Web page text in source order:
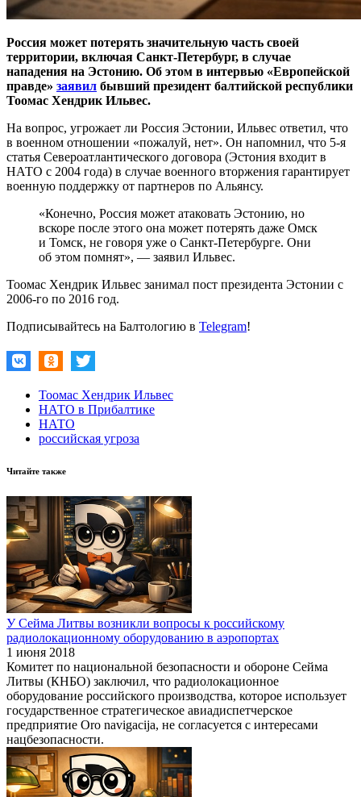
Россия может потерять значительную часть своей
территории, включая Санкт-Петербург, в случае
нападения на Эстонию. Об этом в интервью «Европейской
правде» заявил бывший президент балтийской республики
Тоомас Хендрик Ильвес.
На вопрос, угрожает ли Россия Эстонии, Ильвес ответил, что
в военном отношении «пожалуй, нет». Он напомнил, что 5-я
статья Североатлантического договора (Эстония входит в
НАТО с 2004 года) в случае военного вторжения гарантирует
военную поддержку от партнеров по Альянсу.
«Конечно, Россия может атаковать Эстонию, но
вскоре после этого она может потерять даже Омск
и Томск, не говоря уже о Санкт-Петербурге. Они
об этом помнят», — заявил Ильвес.
Тоомас Хендрик Ильвес занимал пост президента Эстонии с
2006-го по 2016 год.
Подписывайтесь на Балтологию в Telegram!
Тоомас Хендрик Ильвес
НАТО в Прибалтике
НАТО
российская угроза
Читайте также
У Сейма Литвы возникли вопросы к российскому
радиолокационному оборудованию в аэропортах
1 июня 2018
Комитет по национальной безопасности и обороне Сейма
Литвы (КНБО) заключил, что радиолокационное
оборудование российского производства, которое использует
государственное стратегическое авиадиспетчерское
предприятие Oro navigacija, не согласуется с интересами
нацбезопасности.